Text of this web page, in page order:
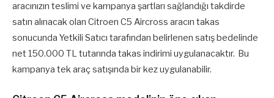
aracınızın teslimi ve kampanya şartları sağlandığı takdirde
satın alınacak olan Citroen C5 Aircross aracın takas
sonucunda Yetkili Satıcı tarafından belirlenen satış bedelinde
net 150.000 TL tutarında takas indirimi uygulanacaktır. Bu
kampanya tek araç satışında bir kez uygulanabilir.